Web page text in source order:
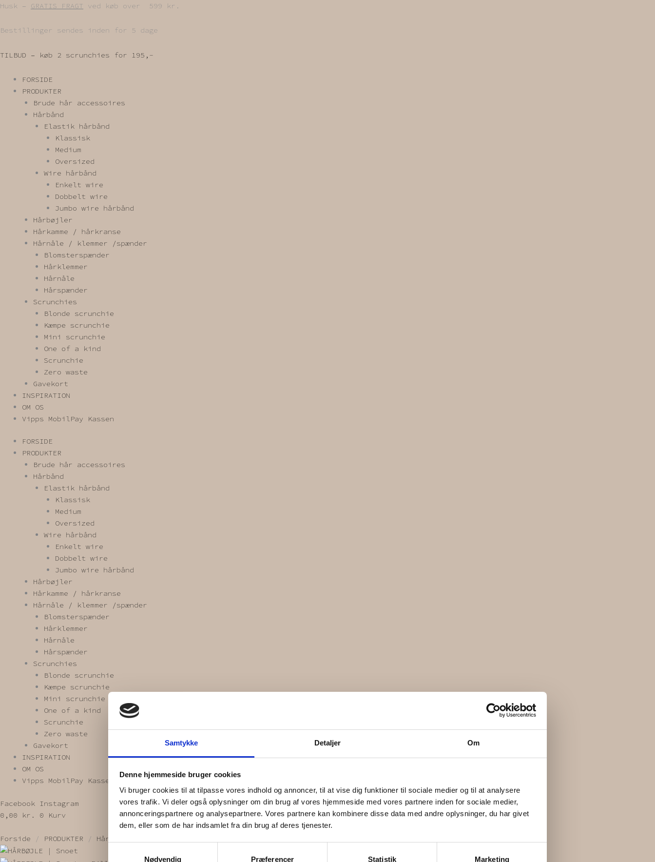
Samtykke Detaljer Om
Denne hjemmeside bruger cookies
Vi bruger cookies til at tilpasse vores indhold og annoncer, til at vise dig funktioner til sociale medier og til at analysere
vores trafik. Vi deler også oplysninger om din brug af vores hjemmeside med vores partnere inden for sociale medier,
annonceringspartnere og analysepartnere. Vores partnere kan kombinere disse data med andre oplysninger, du har givet
dem, eller som de har indsamlet fra din brug af deres tjenester.
Nødvendig
Præferencer Statistik Marketing
Gå
indholdet
Husk – GRATIS FRAGT ved køb over 599 kr.
Bestillinger sendes inden for 5 dage
TILBUD – køb 2 scrunchies for 195,-
FORSIDE
PRODUKTER
Brude hår accessoires
Hårbånd
Elastik hårbånd
Klassisk
Medium
Oversized
Wire hårbånd
Enkelt wire
Dobbelt wire
Jumbo wire hårbånd
Hårbøjler
Hårkamme / hårkranse
Hårnåle / klemmer /spænder
Blomsterspænder
Hårklemmer
Hårnåle
Hårspænder
Scrunchies
Blonde scrunchie
Kæmpe scrunchie
Mini scrunchie
One of a kind
Scrunchie
Zero waste
Gavekort
INSPIRATION
OM OS
Vipps MobilPay Kassen
FORSIDE
PRODUKTER
Brude hår accessoires
Hårbånd
Elastik hårbånd
Klassisk
Medium
Oversized
Wire hårbånd
Enkelt wire
Dobbelt wire
Jumbo wire hårbånd
Hårbøjler
Hårkamme / hårkranse
Hårnåle / klemmer /spænder
Blomsterspænder
Hårklemmer
Hårnåle
Hårspænder
Scrunchies
Blonde scrunchie
Kæmpe scrunchie
Mini scrunchie
One of a kind
Scrunchie
Zero waste
Gavekort
INSPIRATION
OM OS
Vipps MobilPay Kassen
Facebook Instagram
0,00
kr. 0 Kurv
Forside / PRODUKTER / Hårbøjler